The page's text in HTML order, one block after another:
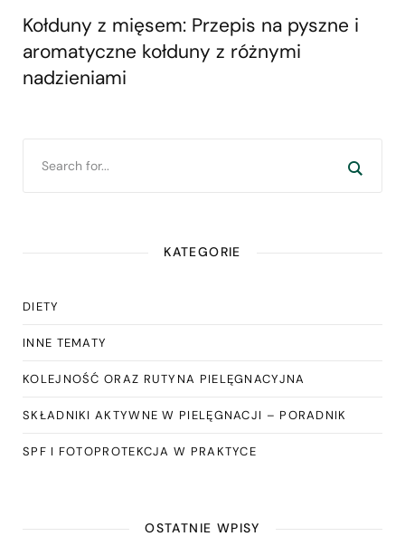
Kołduny z mięsem: Przepis na pyszne i
aromatyczne kołduny z różnymi
nadzieniami
KATEGORIE
DIETY
INNE TEMATY
KOLEJNOŚĆ ORAZ RUTYNA PIELĘGNACYJNA
SKŁADNIKI AKTYWNE W PIELĘGNACJI – PORADNIK
SPF I FOTOPROTEKCJA W PRAKTYCE
OSTATNIE WPISY